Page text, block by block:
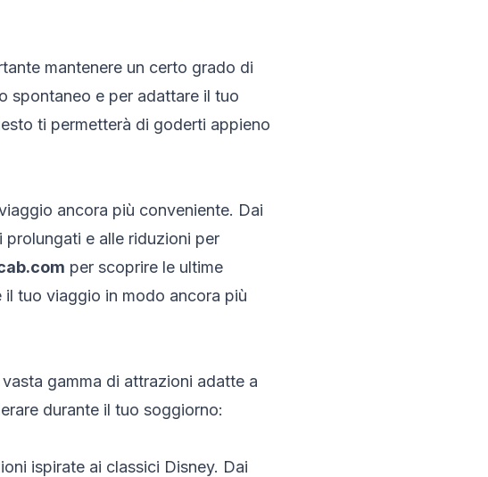
mantenere un certo grado di
spontaneo e per adattare il tuo
ti permetterà di goderti appieno
ancora più conveniente. Dai
e alle riduzioni per
per scoprire le ultime
tuo viaggio in modo ancora più
gamma di attrazioni adatte a
durante il tuo soggiorno:
ispirate ai classici Disney. Dai